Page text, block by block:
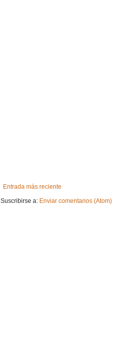
Entrada más reciente
Suscribirse a: Enviar comentarios (Atom)